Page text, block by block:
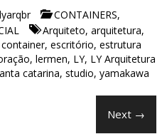
lyarqbr CONTAINERS,
Arquiteto, arquitetura,
container, escritório, estrutura
, lermen, LY, LY Arquitetura
catarina, studio, yamakawa
Next →